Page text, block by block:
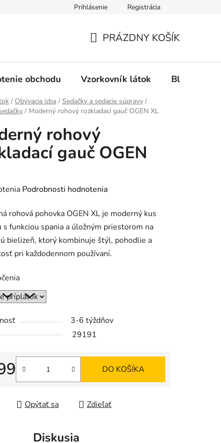
Ochrana osobných údajov Spôsob platby
Prihlásenie Registrácia
KOŠÍK
PRÁZDNY KOŠÍK
obchodu Vzorkovník látok Blog
/ Obývacia izba / Sedačky a sedacie súpravy /
/ Moderný rohový rozkladací gauč OGEN XL
rohový
gauč OGEN
Podrobnosti hodnotenia
rohová pohovka OGEN XL je moderný kus
s funkciou spania a úložným priestorom na
bielizeň, ktorý kombinuje štýl, pohodlie a
pri každodennom používaní.
3-6 týždňov
29191
cena:
DO KOŠÍKA
Opýtať sa Zdieľať
Diskusia